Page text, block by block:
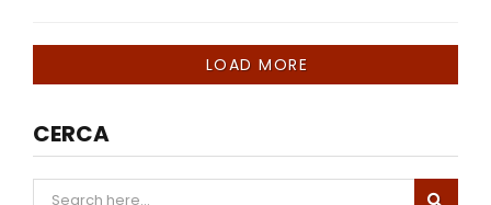
LOAD MORE
CERCA